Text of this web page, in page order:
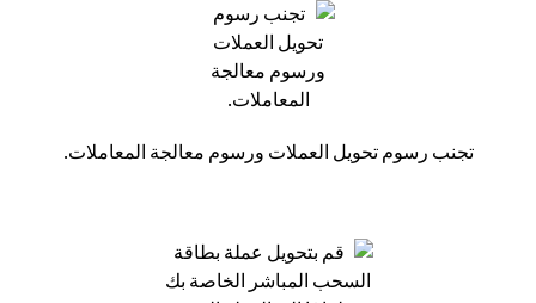
تجنب رسوم تحويل العملات ورسوم معالجة المعاملات.